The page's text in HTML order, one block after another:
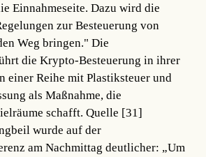
Einnahmeseite. Dazu wird die
zur Besteuerung von
Weg bringen." Die
die Krypto-Besteuerung in ihrer
einer Reihe mit Plastiksteuer und
als Maßnahme, die
schafft.Quelle [31]
wurde auf der
am Nachmittag deutlicher: „Um